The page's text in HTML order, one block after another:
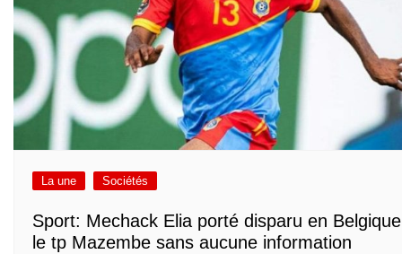
La une Sociétés
Sport: Mechack Elia porté disparu en
le tp Mazembe sans aucune information